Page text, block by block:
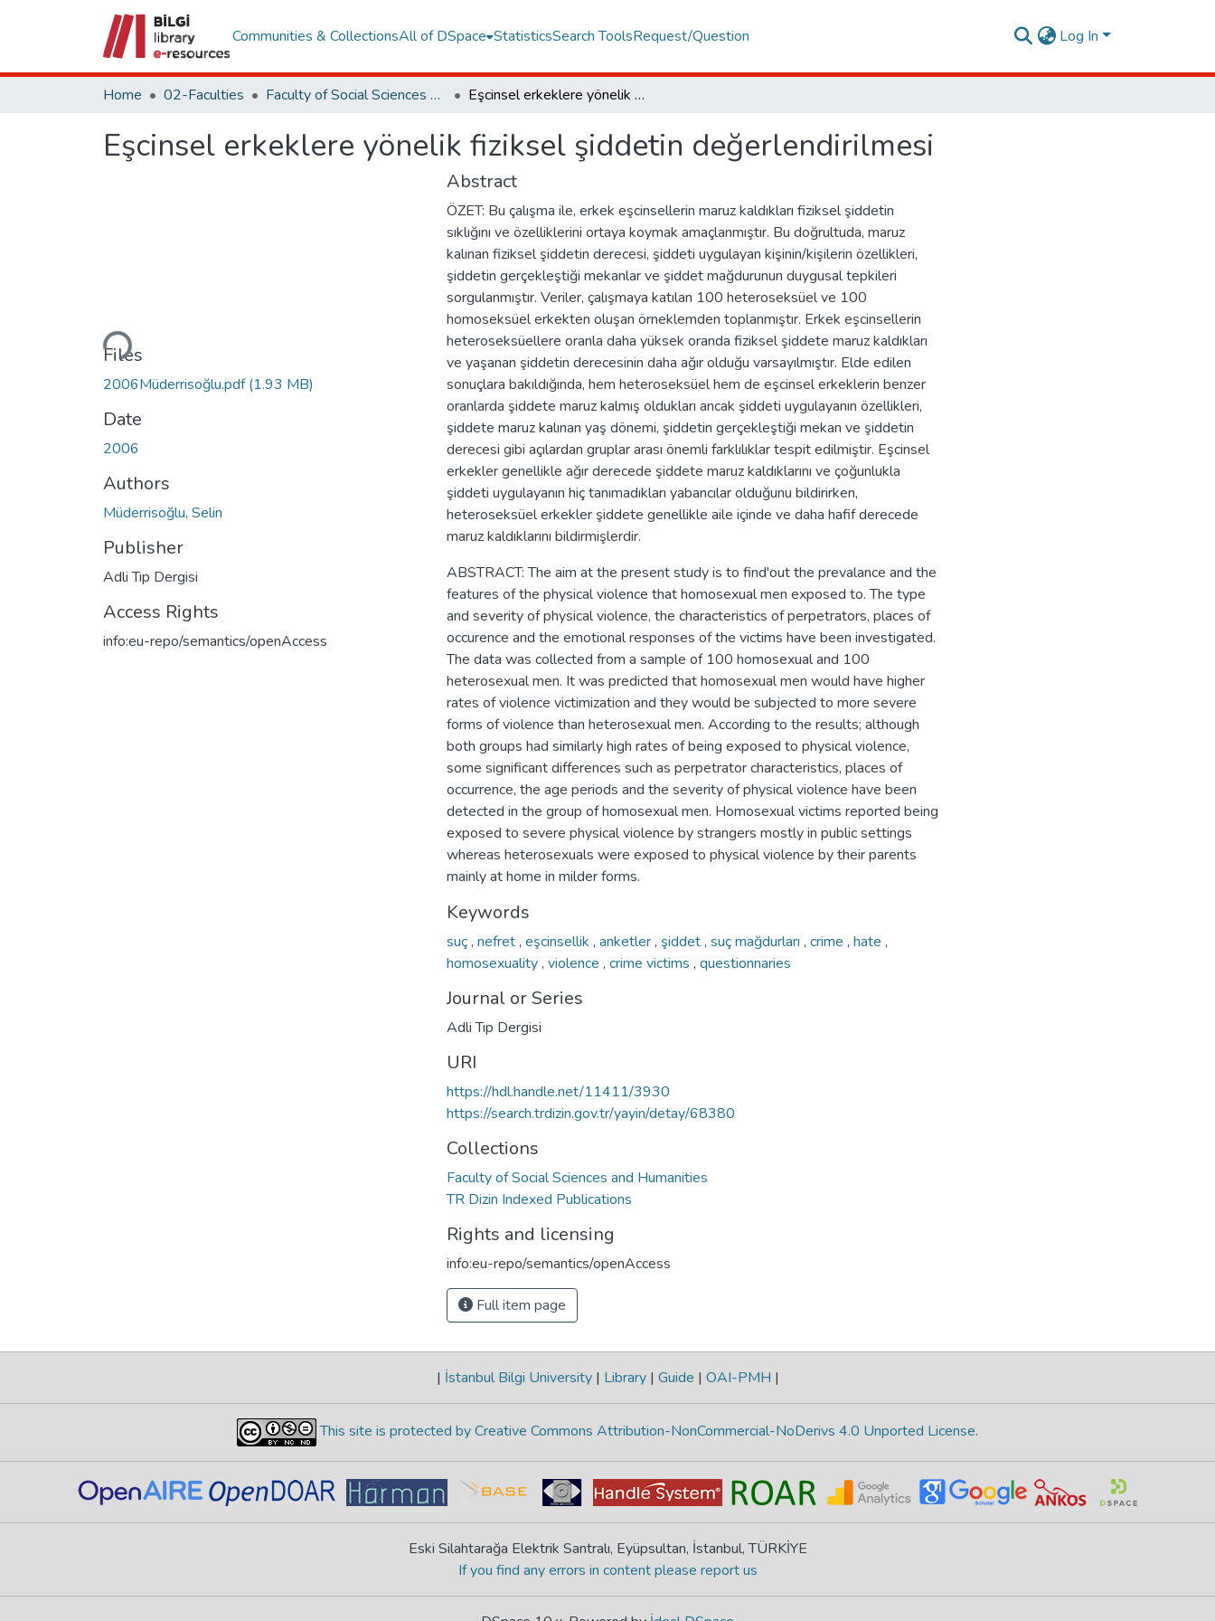
Communities & CollectionsAll of DSpace StatisticsSearch ToolsRequest/Question Log In
Home 02-Faculties Faculty of Social Sciences and Humanities Eşcinsel erkeklere yönelik fiziksel şiddetin değerlendirilmesi
Eşcinsel erkeklere yönelik fiziksel şiddetin değerlendirilmesi
Loading...
Files
2006Müderrisoğlu.pdf(1.93 MB)
Date
2006
Authors
Müderrisoğlu, Selin
Publisher
Adli Tıp Dergisi
Access Rights
info:eu-repo/semantics/openAccess
Abstract
ÖZET: Bu çalışma ile, erkek eşcinsellerin maruz kaldıkları fiziksel şiddetin
sıklığını ve özelliklerini ortaya koymak amaçlanmıştır. Bu doğrultuda, maruz
kalınan fiziksel şiddetin derecesi, şiddeti uygulayan kişinin/kişilerin özellikleri,
şiddetin gerçekleştiği mekanlar ve şiddet mağdurunun duygusal tepkileri
sorgulanmıştır. Veriler, çalışmaya katılan 100 heteroseksüel ve 100
homoseksüel erkekten oluşan örneklemden toplanmıştır. Erkek eşcinsellerin
heteroseksüellere oranla daha yüksek oranda fiziksel şiddete maruz kaldıkları
ve yaşanan şiddetin derecesinin daha ağır olduğu varsayılmıştır. Elde edilen
sonuçlara bakıldığında, hem heteroseksüel hem de eşcinsel erkeklerin benzer
oranlarda şiddete maruz kalmış oldukları ancak şiddeti uygulayanın özellikleri,
şiddete maruz kalınan yaş dönemi, şiddetin gerçekleştiği mekan ve şiddetin
derecesi gibi açılardan gruplar arası önemli farklılıklar tespit edilmiştir. Eşcinsel
erkekler genellikle ağır derecede şiddete maruz kaldıklarını ve çoğunlukla
şiddeti uygulayanın hiç tanımadıkları yabancılar olduğunu bildirirken,
heteroseksüel erkekler şiddete genellikle aile içinde ve daha hafif derecede
maruz kaldıklarını bildirmişlerdir.
ABSTRACT: The aim at the present study is to find'out the prevalance and the
features of the physical violence that homosexual men exposed to. The type
and severity of physical violence, the characteristics of perpetrators, places of
occurence and the emotional responses of the victims have been investigated.
The data was collected from a sample of 100 homosexual and 100
heterosexual men. It was predicted that homosexual men would have higher
rates of violence victimization and they would be subjected to more severe
forms of violence than heterosexual men. According to the results; although
both groups had similarly high rates of being exposed to physical violence,
some significant differences such as perpetrator characteristics, places of
occurrence, the age periods and the severity of physical violence have been
detected in the group of homosexual men. Homosexual victims reported being
exposed to severe physical violence by strangers mostly in public settings
whereas heterosexuals were exposed to physical violence by their parents
mainly at home in milder forms.
Keywords
suç, nefret, eşcinsellik , anketler, şiddet, suç mağdurları , crime , hate ,
homosexuality, violence , crime victims , questionnaries
Journal or Series
Adli Tıp Dergisi
URI
https://hdl.handle.net/11411/3930
https://search.trdizin.gov.tr/yayin/detay/68380
Collections
Faculty of Social Sciences and Humanities
TR Dizin Indexed Publications
Rights and licensing
info:eu-repo/semantics/openAccess
Full item page
| İstanbul Bilgi University | Library | Guide | OAI-PMH |
This site is protected by Creative Commons Attribution-NonCommercial-NoDerivs 4.0 Unported License.
Eski Silahtarağa Elektrik Santralı, Eyüpsultan, İstanbul, TÜRKİYE
If you find any errors in content please report us